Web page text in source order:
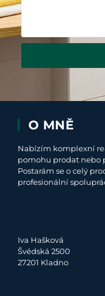
O MNĚ
Nabízím komplexní
pomohu prodat nebo
Postarám se o celý
profesionální
Iva Hašková
Švédská 2500
27201 Kladno